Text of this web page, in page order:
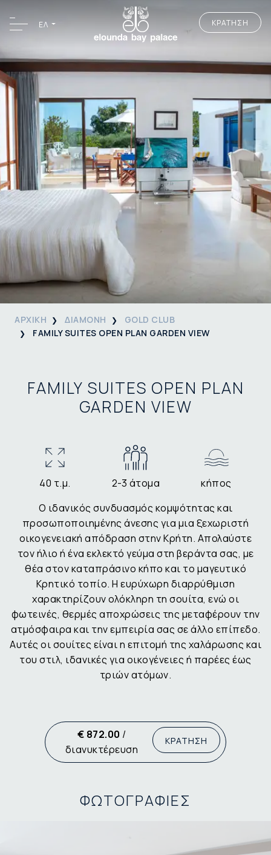
ΕΛ ΚΡΑΤΗΣΗ
ΑΡΧΙΚΗ ΔΙΑΜΟΝΗ
GOLD CLUB
FAMILY SUITES OPEN PLAN GARDEN VIEW
FAMILY SUITES OPEN PLAN
GARDEN VIEW
40 τ.μ. 2-3 άτομα
κήπος
Ο ιδανικός συνδυασμός κομψότητας και
προσωποποιημένης άνεσης για μια ξεχωριστή
οικογενειακή απόδραση στην Κρήτη. Απολαύστε
τον ήλιο ή ένα εκλεκτό γεύμα στη βεράντα σας, με
θέα στον καταπράσινο κήπο και το μαγευτικό
Κρητικό τοπίο. Η ευρύχωρη διαρρύθμιση
χαρακτηρίζουν ολόκληρη τη σουίτα, ενώ οι
φωτεινές, θερμές αποχρώσεις της μεταφέρουν την
ατμόσφαιρα και την εμπειρία σας σε άλλο επίπεδο.
Αυτές οι σουίτες είναι η επιτομή της χαλάρωσης και
του στιλ, ιδανικές για οικογένειες ή παρέες έως
τριών ατόμων.
€ 872.00 /
διανυκτέρευση
ΚΡΑΤΗΣΗ
ΦΩΤΟΓΡΑΦΙΕΣ